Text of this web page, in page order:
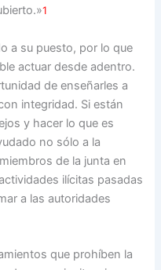
1
a su puesto, por lo que
actuar desde adentro.
de enseñarles a
integridad. Si están
y hacer lo que es
no sólo a la
de la junta en
ilícitas pasadas
a las autoridades
que prohíben la